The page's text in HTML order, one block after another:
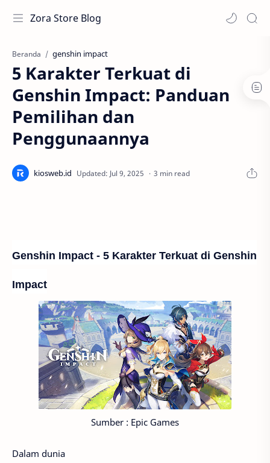
Zora Store Blog
Beranda genshin impact
5 Karakter Terkuat di
Genshin Impact: Panduan
Pemilihan dan
Penggunaannya
3 min read
Genshin Impact - 5 Karakter Terkuat di Genshin
Impact
Sumber : Epic Games
Dalam dunia